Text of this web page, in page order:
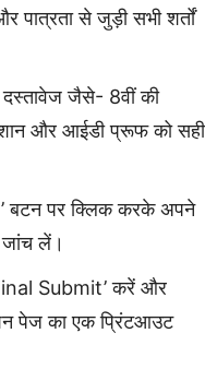
पात्रता से जुड़ी सभी शर्तों
जैसे- 8वीं की
और आईडी प्रूफ को सही
बटन पर क्लिक करके अपने
जांच लें।
Submit’ करें और
पेज का एक प्रिंटआउट